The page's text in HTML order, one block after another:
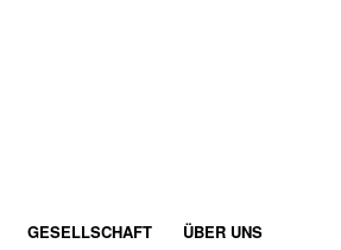
GESELLSCHAFT ÜBER UNS